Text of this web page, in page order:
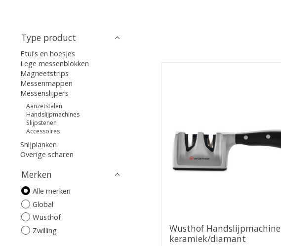
Type product
Etui's en hoesjes
Lege messenblokken
Magneetstrips
Messenmappen
Messenslijpers
Aanzetstalen
Handslijpmachines
Slijpstenen
Accessoires
Snijplanken
Overige scharen
Merken
Alle merken
Global
Wusthof
Zwilling
Wusthof Handslijpmachine
keramiek/diamant